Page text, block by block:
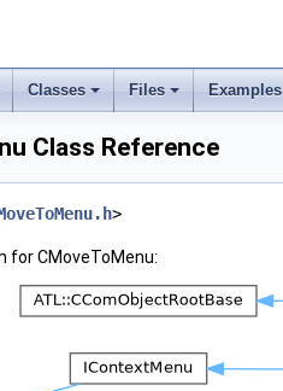
Classes Files Examples
Class Reference
>
for CMoveToMenu: